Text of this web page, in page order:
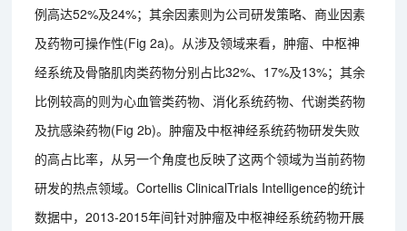
例高达52%及24%；其余因素则为公司研发策略、商业因素
及药物可操作性(Fig 2a)。从涉及领域来看，肿瘤、中枢神
经系统及骨骼肌肉类药物分别占比32%、17%及13%；其余
比例较高的则为心血管类药物、消化系统药物、代谢类药物
及抗感染药物(Fig 2b)。肿瘤及中枢神经系统药物研发失败
的高占比率，从另一个角度也反映了这两个领域为当前药物
研发的热点领域。Cortellis ClinicalTrials Intelligence的统计
数据中，2013-2015年间针对肿瘤及中枢神经系统药物开展